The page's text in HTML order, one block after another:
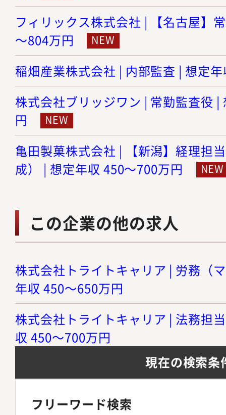
フィリックス株式会社 | 【名古屋】
～804万円
稲畑産業株式会社 | 内部監査 | 想定
株式会社ブリッジワン | 常勤監査役
円
亀田製菓株式会社 | 【新潟】経理担
成） | 想定年収 450～700万円
この企業の他の求人
株式会社トライトキャリア | 労務（
年収 450～650万円
株式会社トライトキャリア | 法務担
収 450～700万円
現在の検索条
フリーワード検索